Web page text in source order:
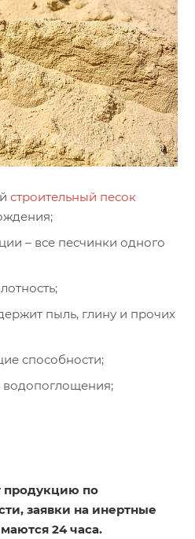
строительный песок
– все песчинки одного
пыль, глину и прочих
способности;
водопоглощения;
продукцию по
заявки на инертные
24 часа.